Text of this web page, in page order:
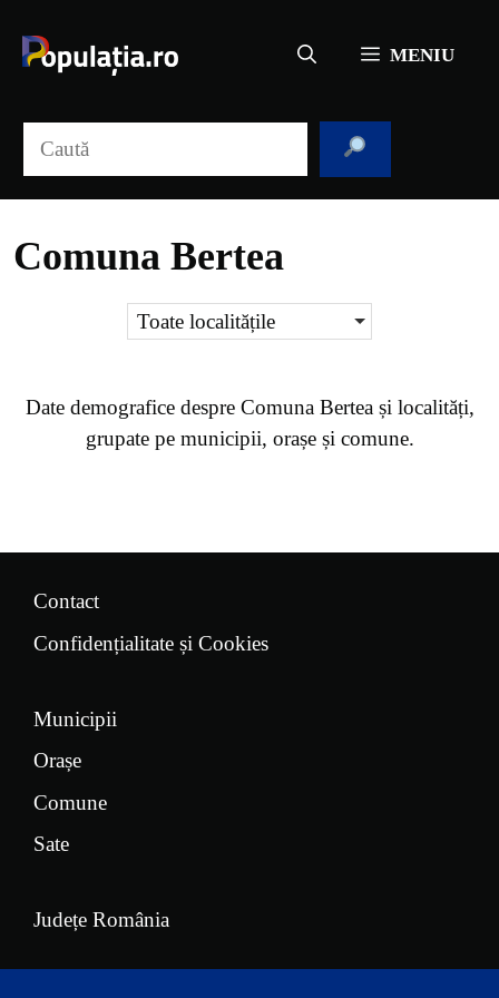
conținut
MENIU
Comuna Bertea
Toate localitățile
Date demografice despre Comuna Bertea și localități,
grupate pe municipii, orașe și comune.
Contact
Confidențialitate și Cookies
Municipii
Orașe
Comune
Sate
Județe România